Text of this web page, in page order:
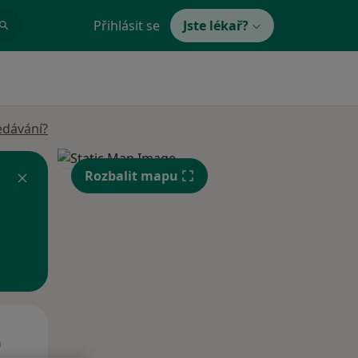
Přihlásit se Jste lékař?
Rozbalit mapu